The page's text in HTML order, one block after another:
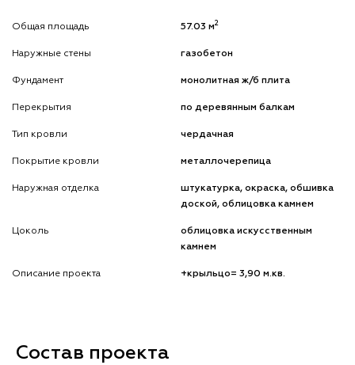
Общая площадь 57.03 м2
Наружные стены газобетон
Фундамент монолитная ж/б плита
Перекрытия по деревянным балкам
Тип кровли чердачная
Покрытие кровли металлочерепица
Наружная отделка
штукатурка, окраска, обшивка
доской, облицовка камнем
Цоколь
облицовка искусственным
камнем
Описание проекта +крыльцо= 3,90 м.кв.
Состав проекта